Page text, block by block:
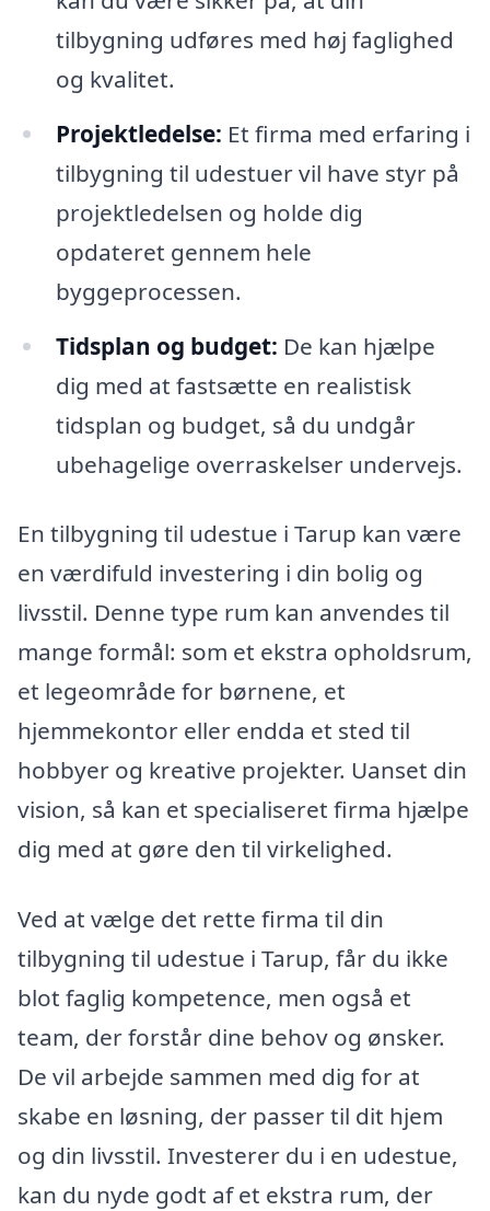
tilbygning udføres med høj faglighed
og kvalitet.
Projektledelse: Et firma med erfaring i
tilbygning til udestuer vil have styr på
projektledelsen og holde dig
opdateret gennem hele
byggeprocessen.
Tidsplan og budget: De kan hjælpe
dig med at fastsætte en realistisk
tidsplan og budget, så du undgår
ubehagelige overraskelser undervejs.
En tilbygning til udestue i Tarup kan være
en værdifuld investering i din bolig og
livsstil. Denne type rum kan anvendes til
mange formål: som et ekstra opholdsrum,
et legeområde for børnene, et
hjemmekontor eller endda et sted til
hobbyer og kreative projekter. Uanset din
vision, så kan et specialiseret firma hjælpe
dig med at gøre den til virkelighed.
Ved at vælge det rette firma til din
tilbygning til udestue i Tarup, får du ikke
blot faglig kompetence, men også et
team, der forstår dine behov og ønsker.
De vil arbejde sammen med dig for at
skabe en løsning, der passer til dit hjem
og din livsstil. Investerer du i en udestue,
kan du nyde godt af et ekstra rum, der